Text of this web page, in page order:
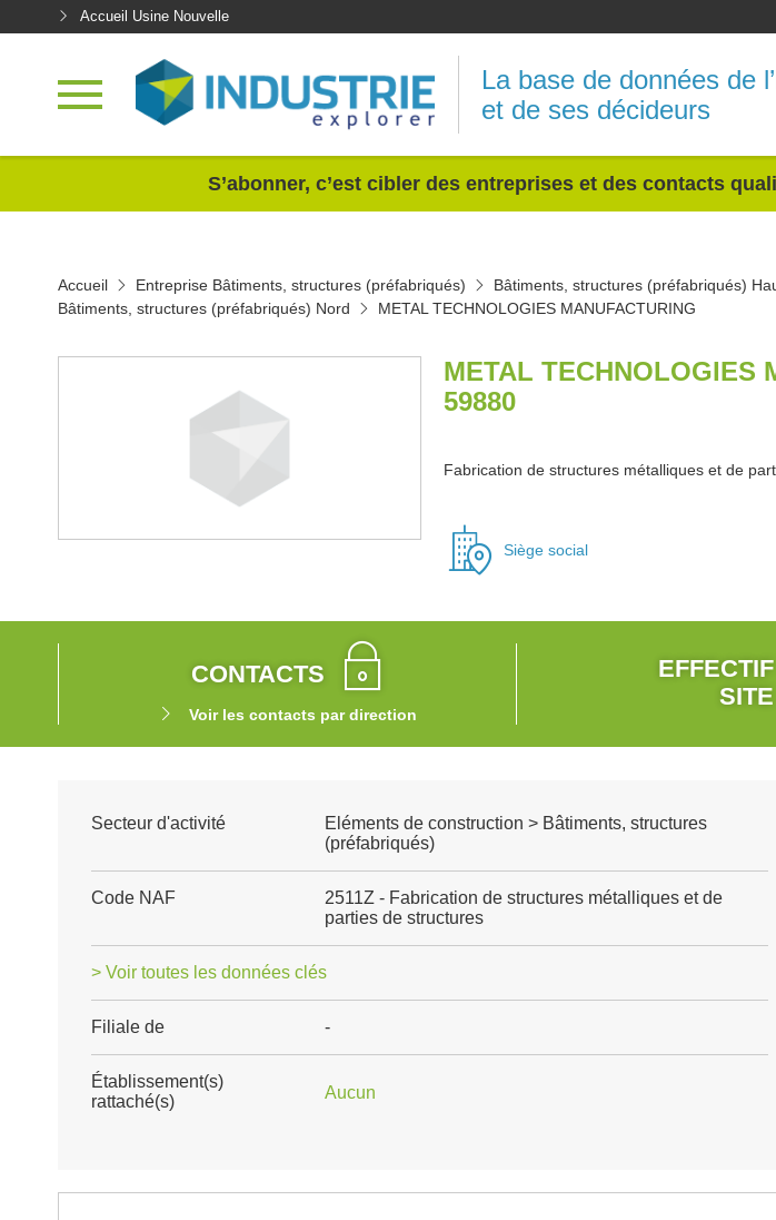
Accueil Usine Nouvelle
La base de données de
et de ses décideurs
S’abonner, c’est cibler des entreprises et des contacts
Accueil Entreprise Bâtiments, structures (préfabriqués)
Bâtiments, structures (préfabriqués)
Bâtiments, structures (préfabriqués) Nord
METAL TECHNOLOGIES MANUFACTURING
METAL TECHNOLOGIES
59880
Fabrication de structures métalliques et de
Siège social
CONTACTS
Voir les contacts par direction
EFFECTIF
SITE
Secteur d'activité
Eléments de construction > Bâtiments, structures
(préfabriqués)
Code NAF
2511Z - Fabrication de structures métalliques et de
parties de structures
> Voir toutes les données clés
Filiale de -
Établissement(s)
rattaché(s)
Aucun